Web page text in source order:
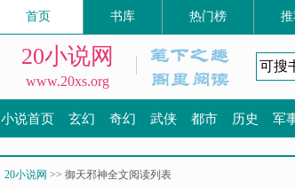
首页 书库 热门榜
20小说网
www.20xs.org
小说首页 玄幻 奇幻 武侠 都市 历史 军
20小说网 >> 御天邪神全文阅读列表